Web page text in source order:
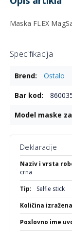
Maska FLEX
Specifikacija
informacijaOstalo
Deklaracije
Više
informacija
crna
Selfie stick